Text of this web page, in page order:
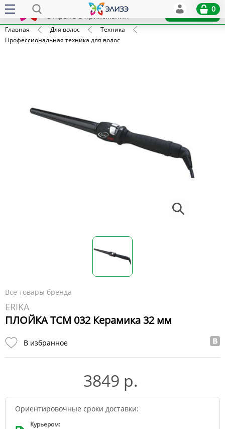
x
Открыть в приложении
Установить
0
Главная Для волос
Техника
Профессиональная техника для волос
Все товары бренда
ERIKA
ПЛОЙКА TCM 032 Керамика 32 мм
В избранное
3849 р.
Ориентировочные сроки доставки:
Курьером: